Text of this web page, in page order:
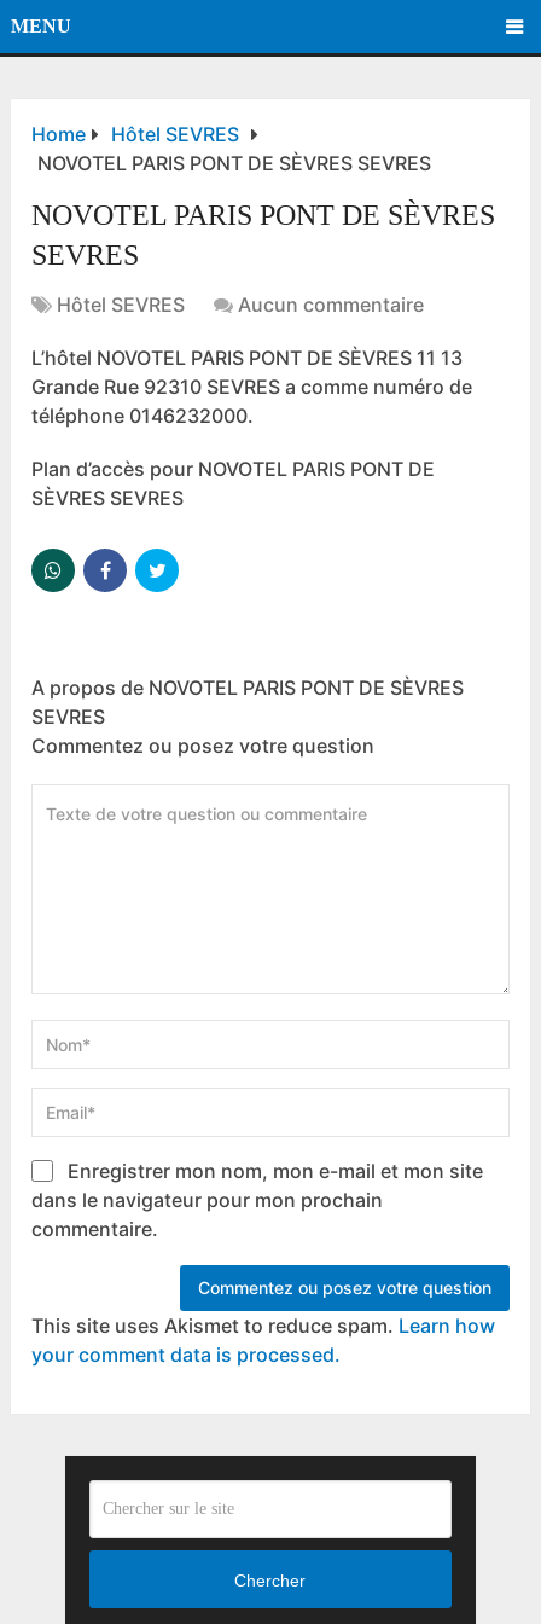
MENU
Home
Hôtel SEVRES
NOVOTEL PARIS PONT DE SÈVRES SEVRES
NOVOTEL PARIS PONT DE SÈVRES
SEVRES
Hôtel SEVRES Aucun commentaire
L’hôtel NOVOTEL PARIS PONT DE SÈVRES 11 13
Grande Rue 92310 SEVRES a comme numéro de
téléphone 0146232000.
Plan d’accès pour NOVOTEL PARIS PONT DE
SÈVRES SEVRES
A propos de NOVOTEL PARIS PONT DE SÈVRES
SEVRES
Commentez ou posez votre question
Enregistrer mon nom, mon e-mail et mon site
dans le navigateur pour mon prochain
commentaire.
This site uses Akismet to reduce spam. Learn how
your comment data is processed.
Chercher